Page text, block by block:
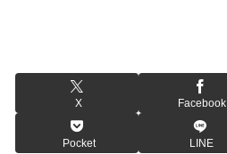
X Facebook
Pocket LINE